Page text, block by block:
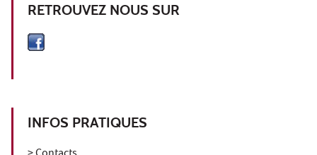
RETROUVEZ NOUS SUR
INFOS PRATIQUES